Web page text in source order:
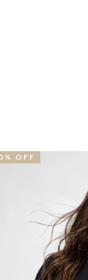
OFF